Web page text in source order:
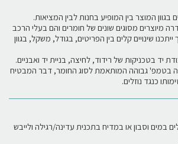
בגוון המוצר בין המופיע בחנות לבין המציאות.
מיוצרים מסוגים שונים של חומרים והם בעלי הרכב
שינויים קלים בין הפריטים, בגודל, משקל, בגוון
יד בטכניקות של רידוד, לחיצה, בניית יד ואבניים.
בטמפ' גבוהה המותאמת לסוג החומר, דבר המבטיח
כנגד נוזלים.
במים וסבון או במדיח בתכנית עדינה/רגילה ולייבש